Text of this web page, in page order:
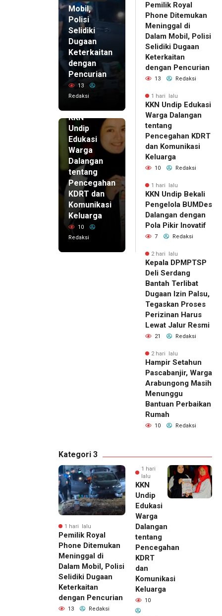
Mobil,
Polisi
Selidiki
Dugaan
Keterkaitan
dengan
Pencurian
13
Redaksi
KKN
Undip
Edukasi
Warga
Dalangan
tentang
Pencegahan
KDRT dan
Komunikasi
Keluarga
10
Redaksi
Pemilik Royal
Phone Ditemukan
Meninggal di
Dalam Mobil, Polisi
Selidiki Dugaan
Keterkaitan
dengan Pencurian
13 Redaksi
1 hari lalu
KKN Undip Edukasi
Warga Dalangan
tentang
Pencegahan KDRT
dan Komunikasi
Keluarga
10 Redaksi
1 hari lalu
KKN Undip Bekali
Pengelola BUMDes
Dalangan dengan
Pola Pikir Inovatif
7 Redaksi
2 hari lalu
Kepala DPMPTSP
Deli Serdang
Bantah Terlibat
Dugaan Izin Palsu,
Tegaskan Proses
Perizinan Harus
Lewat Jalur Resmi
21 Redaksi
2 hari lalu
Hampir Setahun
Pascabanjir, Warga
Arabungong Masih
Menunggu
Bantuan Perbaikan
Rumah
10 Redaksi
Kategori 3
1 hari lalu
Pemilik Royal
Phone Ditemukan
Meninggal di
Dalam Mobil, Polisi
Selidiki Dugaan
Keterkaitan
dengan Pencurian
13 Redaksi
1 hari
lalu
KKN
Undip
Edukasi
Warga
Dalangan
tentang
Pencegahan
KDRT
dan
Komunikasi
Keluarga
10